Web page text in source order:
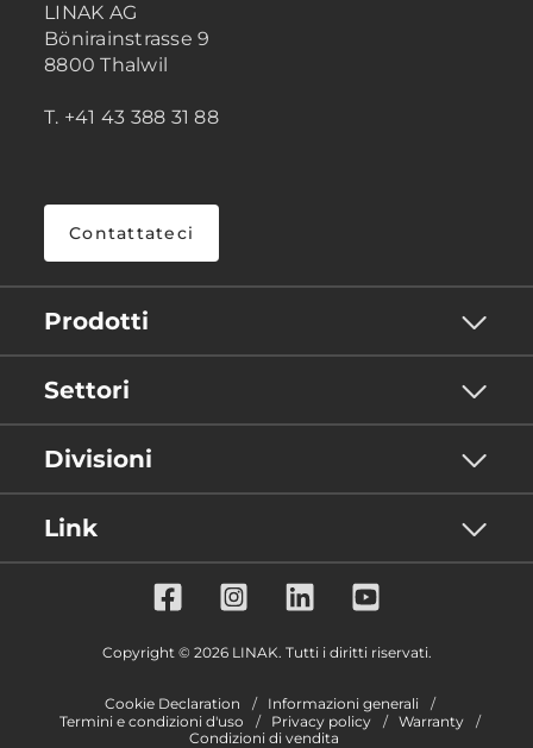
LINAK AG
Bönirainstrasse 9
8800 Thalwil
T. +41 43 388 31 88
Contattateci
Prodotti
Settori
Divisioni
Link
Copyright © 2026 LINAK. Tutti i diritti riservati.
Cookie Declaration
Informazioni generali
Termini e condizioni d'uso
Privacy policy
Warranty
Condizioni di vendita